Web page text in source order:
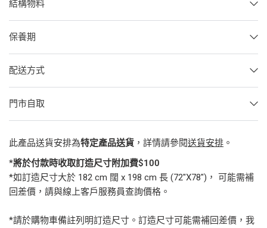
結構物料
保養期
配送方式
門市自取
此產品送貨安排為特定產品送貨 ，詳情請參閱送貨安排 。
*將於付款時收取訂造尺寸附加費$100
*如訂造尺寸大於 182 cm 闊 x 198 cm 長 (72"X78")， 可能需補
回差價，請與線上客戶服務員查詢價格。
*請於購物車備註列明訂造尺寸。訂造尺寸可能需補回差價，我